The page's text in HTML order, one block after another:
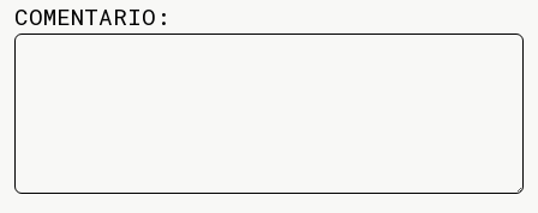
COMENTARIO: